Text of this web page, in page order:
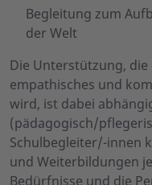
Begleitung zum
der Welt
Die Unterstützung,
empathisches und
wird, ist dabei
(pädagogisch/
Schulbegleiter/-innen
und Weiterbildungen
Bedürfnisse und die